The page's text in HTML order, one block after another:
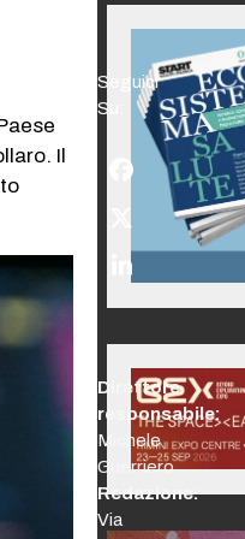
Il
Seguici
Su:
Facebook
Twitter
LinkedIn
Direttore
responsabile:
Michele
Guerriero
Redazione:
Via